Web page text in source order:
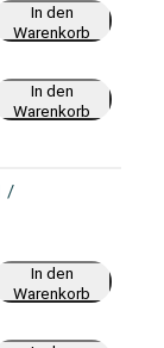
In den
Warenkorb
In den
Warenkorb
/
In den
Warenkorb